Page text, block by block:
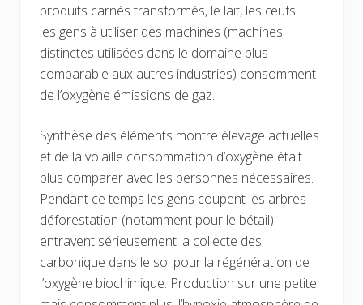
produits carnés transformés, le lait, les œufs …
les gens à utiliser des machines (machines
distinctes utilisées dans le domaine plus
comparable aux autres industries) consomment
de l’oxygène émissions de gaz.
Synthèse des éléments montre élevage actuelles
et de la volaille consommation d’oxygène était
plus comparer avec les personnes nécessaires.
Pendant ce temps les gens coupent les arbres
déforestation (notamment pour le bétail)
entravent sérieusement la collecte des
carbonique dans le sol pour la régénération de
l’oxygène biochimique. Production sur une petite